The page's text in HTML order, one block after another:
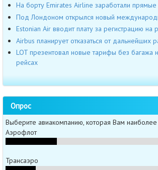
На борту Emirates Airline заработали прямые
Под Лондоном открылся новый
Estonian Air вводит плату за регистрацию на
Airbus планирует отказаться от дальнейших
LOT презентовал новые тарифы без багажа
рейсах
Опрос
Выберите авиакомпанию, которая Вам наиболее
Аэрофлот
Трансаэро